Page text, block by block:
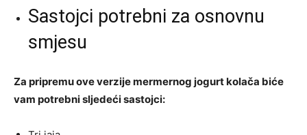
Sastojci potrebni za osnovnu
smjesu
Za pripremu ove verzije mermernog jogurt kolača biće
vam potrebni sljedeći sastojci: